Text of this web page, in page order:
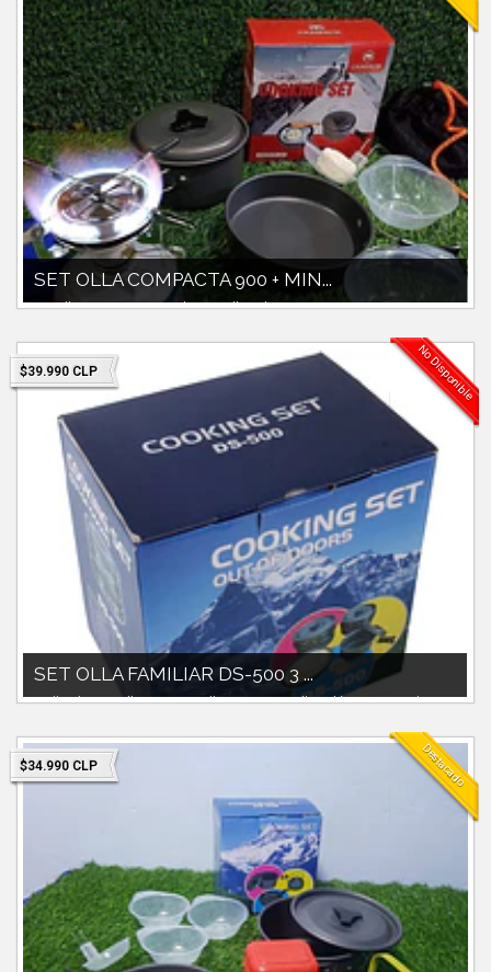
SET OLLA COMPACTA 900 + MIN...
set ollas 900ccc con paila y pocillos plasticos y accesorios peso
$39.990 CLP No Disponible
SET OLLA FAMILIAR DS-500 3 ...
1 olla 2litros1 olla 1700cc1 olla 900cc4 pocillos plásticos1 cuchara
$34.990 CLP Destacado